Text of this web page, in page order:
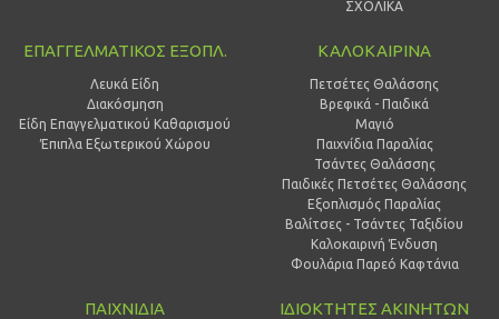
ΣΧΟΛΙΚΑ
ΕΠΑΓΓΕΛΜΑΤΙΚΟΣ ΕΞΟΠΛ.
Λευκά Είδη
Διακόσμηση
Είδη Επαγγελματικού Καθαρισμού
Έπιπλα Εξωτερικού Χώρου
ΚΑΛΟΚΑΙΡΙΝΑ
Πετσέτες Θαλάσσης
Βρεφικά - Παιδικά
Μαγιό
Παιχνίδια Παραλίας
Τσάντες Θαλάσσης
Παιδικές Πετσέτες Θαλάσσης
Εξοπλισμός Παραλίας
Βαλίτσες - Τσάντες Ταξιδίου
Καλοκαιρινή Ένδυση
Φουλάρια Παρεό Καφτάνια
ΠΑΙΧΝΙΔΙΑ ΙΔΙΟΚΤΗΤΕΣ ΑΚΙΝΗΤΩΝ